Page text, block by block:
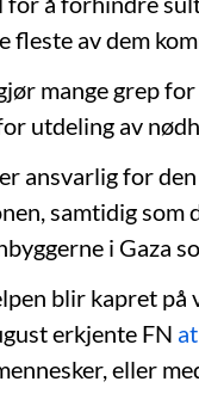
fleste av dem
mange grep
utdeling av
er ansvarlig for
samtidig som
i Gaza
blir kapret på
erkjente FN
eller